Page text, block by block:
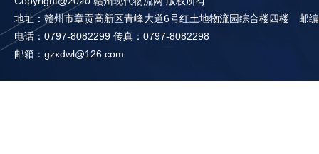
地址：赣州市章贡高新区青峰大道6号红土地物流园综合楼四楼 邮
电话：0797-8082299 传真：0797-8082298
邮箱：gzxdwl@126.com